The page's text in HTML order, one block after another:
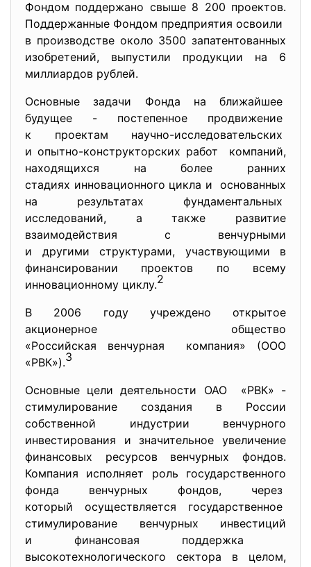
Фондом поддержано свыше 8 200 проектов.
Поддержанные Фондом предприятия освоили
в производстве около 3500 запатентованных
изобретений, выпустили продукции на 6
миллиардов рублей.
Основные задачи Фонда на ближайшее
будущее - постепенное продвижение
к проектам научно-исследовательских
и опытно-конструкторских работ компаний,
находящихся на более ранних
стадиях инновационного цикла и основанных
на результатах фундаментальных
исследований, а также развитие
взаимодействия с венчурными
и другими структурами, участвующими в
финансировании проектов по всему
инновационному циклу.2
В 2006 году учреждено открытое
акционерное общество
«Российская венчурная компания» (ООО
«РВК»).3
Основные цели деятельности ОАО «РВК» -
стимулирование создания в России
собственной индустрии венчурного
инвестирования и значительное увеличение
финансовых ресурсов венчурных фондов.
Компания исполняет роль государственного
фонда венчурных фондов, через
который осуществляется государственное
стимулирование венчурных инвестиций
и финансовая поддержка
высокотехнологического сектора в целом,